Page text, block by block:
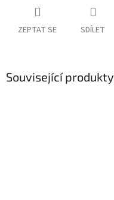
ZEPTAT SE SDÍLET
Související produkty